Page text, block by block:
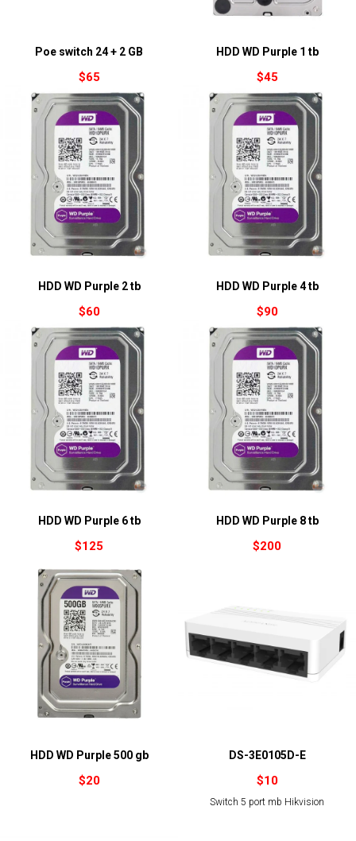
Poe switch 24 + 2 GB
$65
HDD WD Purple 1 tb
$45
HDD WD Purple 2 tb
$60
HDD WD Purple 4 tb
$90
HDD WD Purple 6 tb
$125
HDD WD Purple 8 tb
$200
HDD WD Purple 500 gb
$20
DS-3E0105D-E
$10
Switch 5 port mb Hikvision